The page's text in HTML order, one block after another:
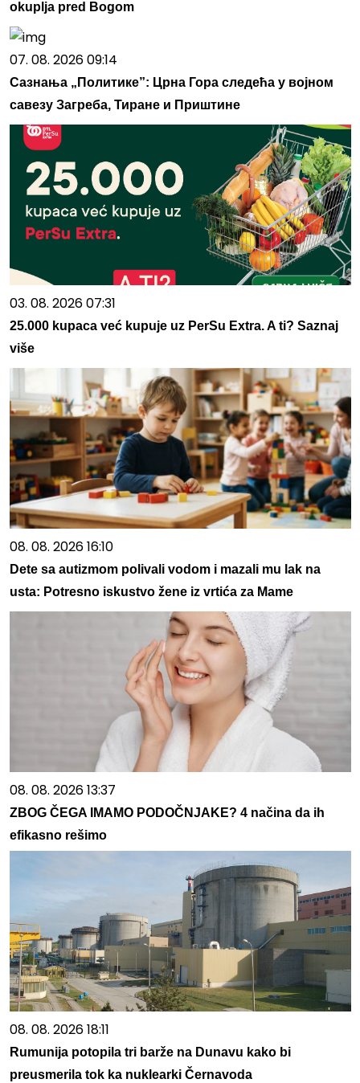
okuplja pred Bogom
07. 08. 2026 09:14
Сазнања „Политике”: Црна Гора следећа у војном
савезу Загреба, Тиране и Приштине
03. 08. 2026 07:31
25.000 kupaca već kupuje uz PerSu Extra. A ti? Saznaj
više
08. 08. 2026 16:10
Dete sa autizmom polivali vodom i mazali mu lak na
usta: Potresno iskustvo žene iz vrtića za Mame
08. 08. 2026 13:37
ZBOG ČEGA IMAMO PODOČNJAKE? 4 načina da ih
efikasno rešimo
08. 08. 2026 18:11
Rumunija potopila tri barže na Dunavu kako bi
preusmerila tok ka nuklearki Černavoda